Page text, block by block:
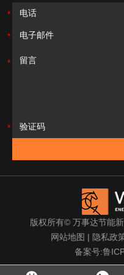
版权所有© 万事达节能
网站地图 | 隐私政
备案号:鲁